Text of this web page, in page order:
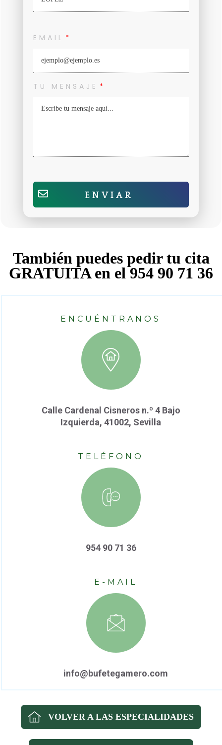
EMAIL
TU MENSAJE
ENVIAR
También puedes pedir tu cita
GRATUITA en el 954 90 71 36
ENCUÉNTRANOS
Calle Cardenal Cisneros n.º 4 Bajo
Izquierda, 41002, Sevilla
TELÉFONO
954 90 71 36
E-MAIL
info@bufetegamero.com
VOLVER A LAS ESPECIALIDADES